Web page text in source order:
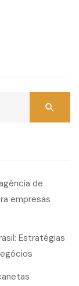
de
empresas
Estratégias